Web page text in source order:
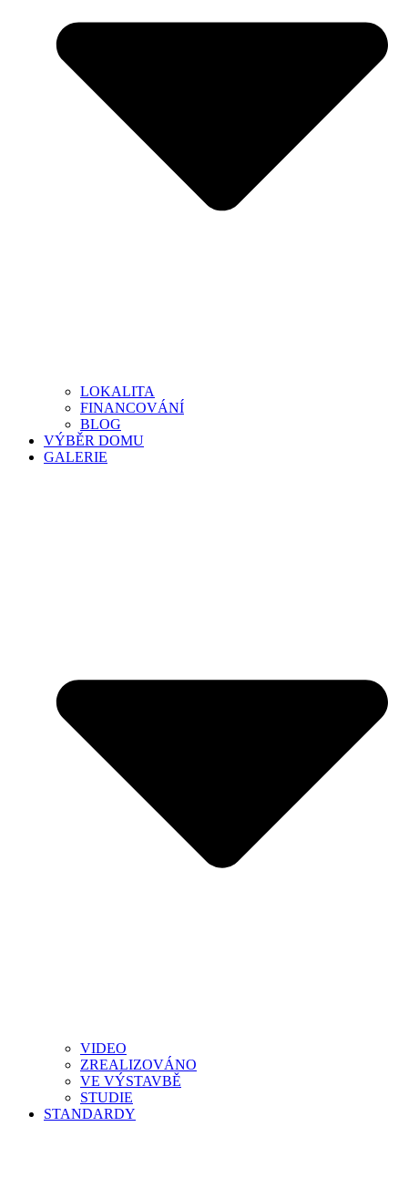
LOKALITA
FINANCOVÁNÍ
BLOG
VÝBĚR DOMU
GALERIE
VIDEO
ZREALIZOVÁNO
VE VÝSTAVBĚ
STUDIE
STANDARDY